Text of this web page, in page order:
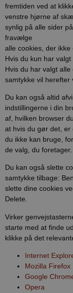
fremtiden ved at
venstre hjørne af
synlig på alle sider
fravælge
alle cookies, der
Hvis du kun har valgt
Hvis du har valgt alle
samtykke vil herefter
Du kan også altid
indstillingerne i din
af, hvilken browser
at hvis du gør det, er
du ikke kan bruge,
de valg, du foretager.
Du kan også slette
samtykke tilbage:
slette dine cookies
Delete.
Virker
starte med at finde
klikke på det
Internet
Mozilla Firefox
Google
Opera